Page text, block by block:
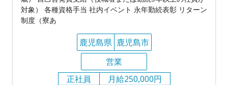
対象） 各種資格手当 社内イベント 永年勤続表彰 リターン
制度（寮あ
鹿児島県 鹿児島市
営業
正社員
月給250,000円